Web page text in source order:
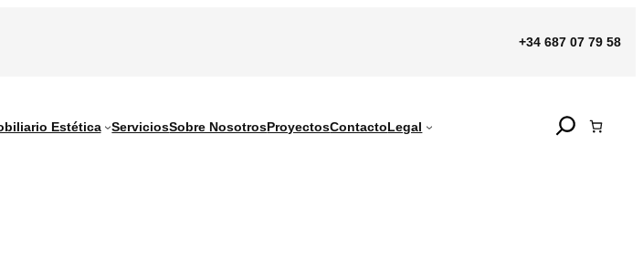
+34 687 07 79 58
Estética ServiciosSobre NosotrosProyectosContactoLegal
Search